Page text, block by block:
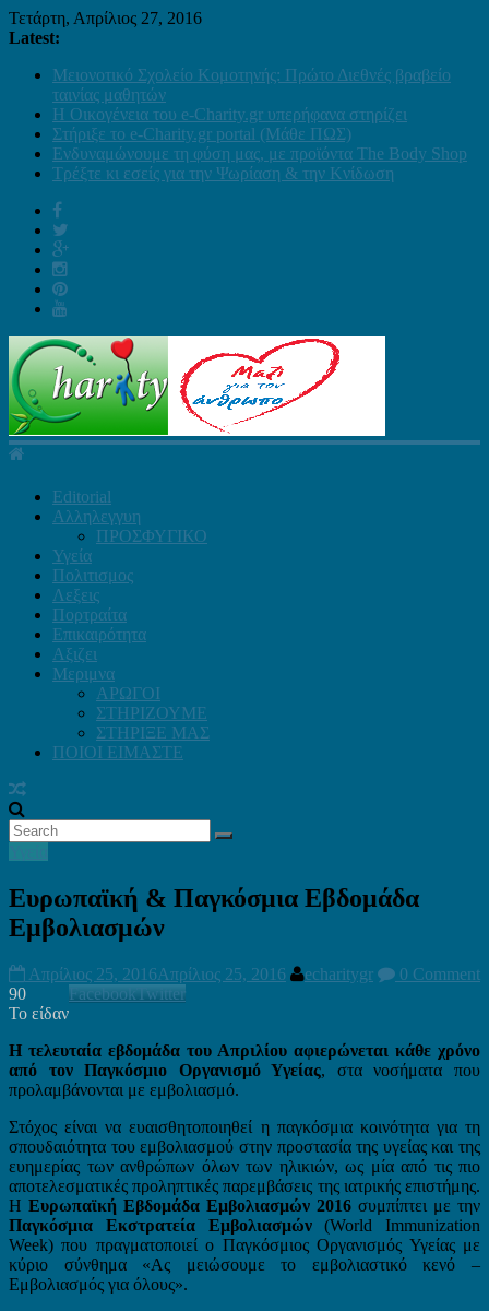
Τετάρτη, Απρίλιος 27, 2016
Latest:
Μειονοτικό Σχολείο Κομοτηνής: Πρώτο Διεθνές βραβείο
ταινίας μαθητών
Η Οικογένεια του e-Charity.gr υπερήφανα στηρίζει
Στήριξε το e-Charity.gr portal (Μάθε ΠΩΣ)
Ενδυναμώνουμε τη φύση μας, με προϊόντα The Body Shop
Τρέξτε κι εσείς για την Ψωρίαση & την Κνίδωση
Editorial
Αλληλεγγυη
ΠΡΟΣΦΥΓΙΚΟ
Υγεία
Πολιτισμος
Λεξεις
Πορτραίτα
Επικαιρότητα
Αξιζει
Μεριμνα
ΑΡΩΓΟΙ
ΣΤΗΡΙΖΟΥΜΕ
ΣΤΗΡΙΞΕ ΜΑΣ
ΠΟΙΟΙ ΕΙΜΑΣΤΕ
Ευρωπαϊκή & Παγκόσμια Εβδομάδα
Εμβολιασμών
Απρίλιος 25, 2016Απρίλιος 25, 2016 echaritygr
0 Comment
90
Το είδαν
FacebookTwitter
Η τελευταία εβδομάδα του Απριλίου αφιερώνεται κάθε χρόνο
από τον Παγκόσμιο Οργανισμό Υγείας, στα νοσήματα που
προλαμβάνονται με εμβολιασμό.
Στόχος είναι να ευαισθητοποιηθεί η παγκόσμια κοινότητα για τη
σπουδαιότητα του εμβολιασμού στην προστασία της υγείας και της
ευημερίας των ανθρώπων όλων των ηλικιών, ως μία από τις πιο
αποτελεσματικές προληπτικές παρεμβάσεις της ιατρικής επιστήμης.
Η Ευρωπαϊκή Εβδομάδα Εμβολιασμών 2016 συμπίπτει με την
Παγκόσμια Εκστρατεία Εμβολιασμών(World Immunization
Week) που πραγματοποιεί ο Παγκόσμιος Οργανισμός Υγείας με
κύριο σύνθημα «Ας μειώσουμε το εμβολιαστικό κενό –
Εμβολιασμός για όλους».